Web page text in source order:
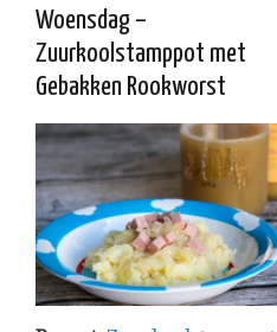
Woensdag –
Zuurkoolstamppot met
Gebakken Rookworst